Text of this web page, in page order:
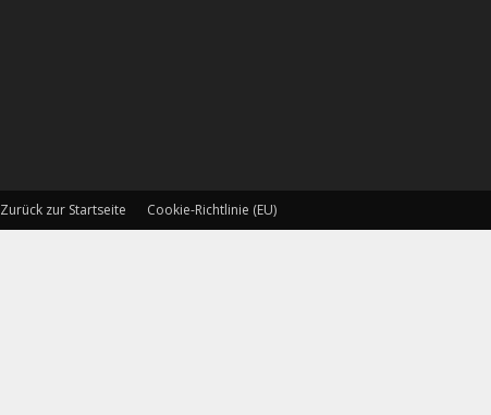
Zurück zur Startseite Cookie-Richtlinie (EU)